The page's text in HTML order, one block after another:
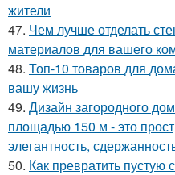
жители
47. Чем лучше отделать
материалов для вашего
48. Топ-10 товаров для
вашу жизнь
49. Дизайн загородного
площадью 150 м - это
элегантность,
50. Как превратить пустую